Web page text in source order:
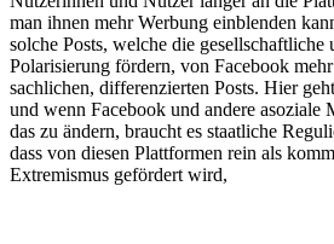
man ihnen mehr Werbung einblenden
solche Posts, welche die gesellschaftliche
Polarisierung fördern, von Facebook
sachlichen, differenzierten Posts. Hier
und wenn Facebook und andere asoziale
das zu ändern, braucht es staatliche
dass von diesen Plattformen rein als
Extremismus gefördert wird,